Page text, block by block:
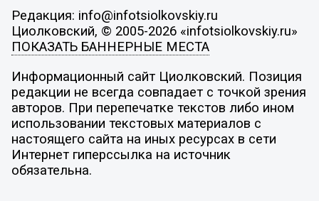
Редакция: info@infotsiolkovskiy.ru
Циолковский, © 2005-2026 «infotsiolkovskiy.ru»
ПОКАЗАТЬ БАННЕРНЫЕ МЕСТА
Информационный сайт Циолковский. Позиция
редакции не всегда совпадает с точкой зрения
авторов. При перепечатке текстов либо ином
использовании текстовых материалов с
настоящего сайта на иных ресурсах в сети
Интернет гиперссылка на источник
обязательна.